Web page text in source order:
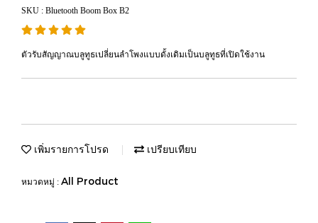
SKU : Bluetooth Boom Box B2
ตัวรับสัญญาณบลูทูธเปลี่ยนลำโพงแบบดั้งเดิมเป็นบลูทูธที่เปิดใช้งาน
เพิ่มรายการโปรด เปรียบเทียบ
หมวดหมู่ : All Product